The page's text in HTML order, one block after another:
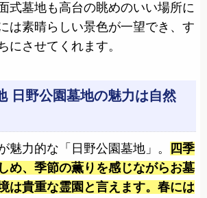
式墓地も高台の眺めのいい場所に
は素晴らしい景色が一望でき、す
にさせてくれます。
日野公園墓地の魅力は自然
魅力的な「日野公園墓地」。
四季
め、季節の薫りを感じながらお墓
は貴重な霊園と言えます。春には